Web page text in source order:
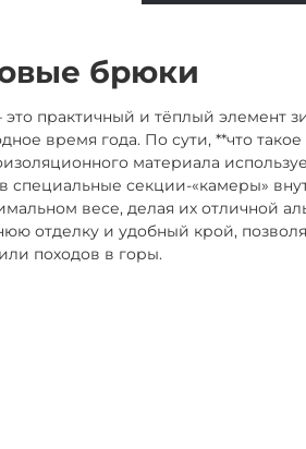
брюки
практичный и тёплый элемент
время года. По сути, **что
материала
секции-«камеры»
весе, делая их отличной
отделку и удобный крой,
походов в горы.